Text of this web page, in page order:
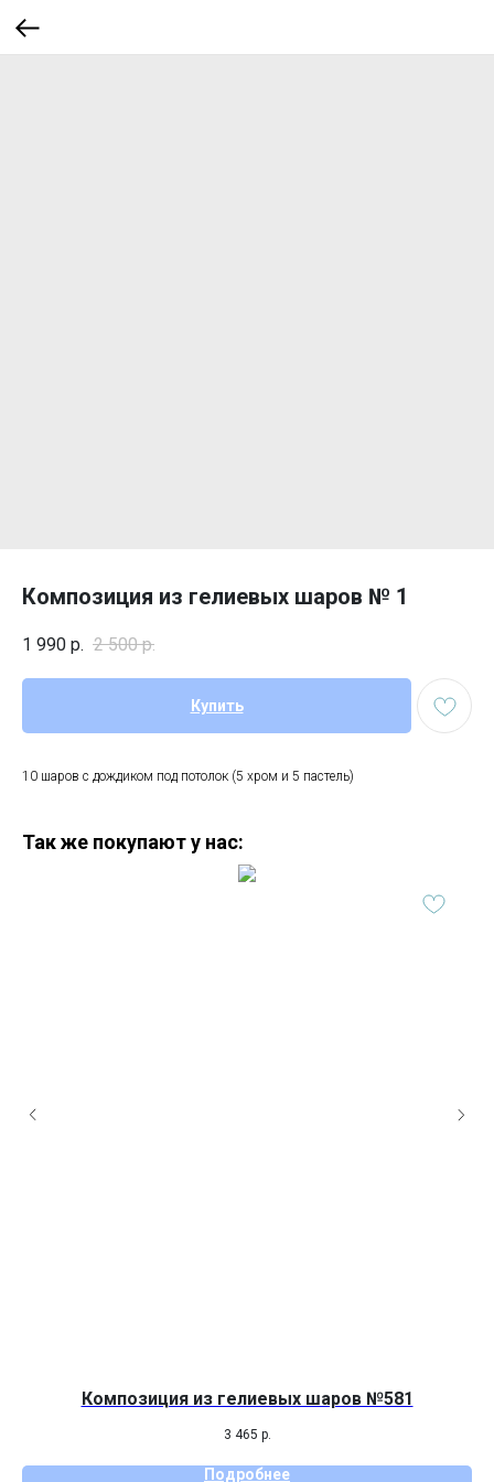
Композиция из гелиевых шаров № 1
1 990 р. 2 500 р.
Купить
10 шаров с дождиком под потолок (5 хром и 5 пастель)
Так же покупают у нас:
Композиция из гелиевых шаров №581
3 465 р.
Подробнее